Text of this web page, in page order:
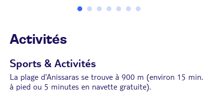
et lits superposés dans le même espace.
complète : changement de mobilier, rénovation de
la salle de bain.
Activités
Sports & Activités
La plage d'Anissaras se trouve à 900 m (environ 15 min.
à pied ou 5 minutes en navette gratuite).